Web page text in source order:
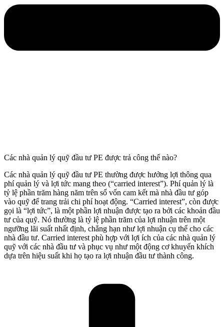
Các nhà quản lý quỹ đầu tư PE được trả công thế nào?
Các nhà quản lý quỹ đầu tư PE thường được hưởng lợi thông qua
phí quản lý và lợi tức mang theo (“carried interest”). Phí quản lý là
tỷ lệ phần trăm hàng năm trên số vốn cam kết mà nhà đầu tư góp
vào quỹ để trang trải chi phí hoạt động. “Carried interest”, còn được
gọi là “lợi tức”, là một phần lợi nhuận được tạo ra bởi các khoản đầu
tư của quỹ. Nó thường là tỷ lệ phần trăm của lợi nhuận trên một
ngưỡng lãi suất nhất định, chẳng hạn như lợi nhuận cụ thể cho các
nhà đầu tư. Carried interest phù hợp với lợi ích của các nhà quản lý
quỹ với các nhà đầu tư và phục vụ như một động cơ khuyến khích
dựa trên hiệu suất khi họ tạo ra lợi nhuận đầu tư thành công.